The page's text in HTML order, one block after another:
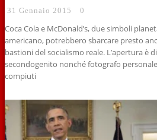
31 Gennaio 2015 0
Coca Cola e McDonald’s, due simboli
americano, potrebbero sbarcare presto
bastioni del socialismo reale. L’apertura è
secondogenito nonché fotografo
compiuti